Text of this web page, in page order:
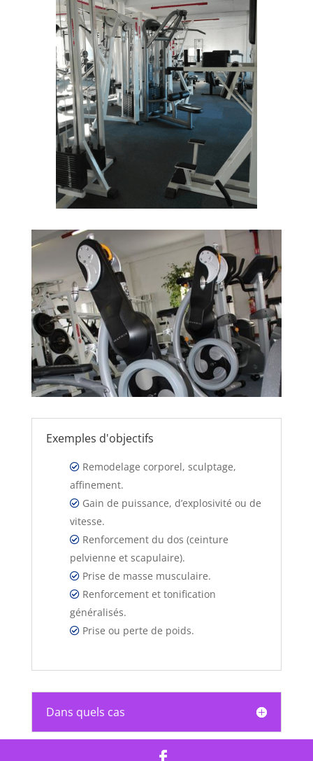
Exemples d'objectifs
Remodelage corporel, sculptage,
affinement.
Gain de puissance, d’explosivité ou de
vitesse.
Renforcement du dos (ceinture
pelvienne et scapulaire).
Prise de masse musculaire.
Renforcement et tonification
généralisés.
Prise ou perte de poids.
Dans quels cas